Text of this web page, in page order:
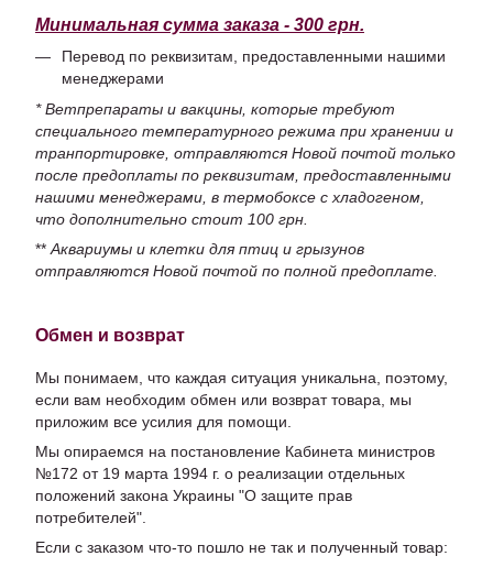
Минимальная сумма заказа - 300 грн.
Перевод по реквизитам, предоставленными нашими
менеджерами
* Ветпрепараты и вакцины, которые требуют
специального температурного режима при хранении и
транпортировке, отправляются Новой почтой только
после предоплаты по реквизитам, предоставленными
нашими менеджерами, в термобоксе с хладогеном,
что дополнительно стоит 100 грн.
** Аквариумы и клетки для птиц и грызунов
отправляются Новой почтой по полной предоплате.
Обмен и возврат
Мы понимаем, что каждая ситуация уникальна, поэтому,
если вам необходим обмен или возврат товара, мы
приложим все усилия для помощи.
Мы опираемся на постановление Кабинета министров
№172 от 19 марта 1994 г. о реализации отдельных
положений закона Украины "О защите прав
потребителей".
Если с заказом что-то пошло не так и полученный товар: